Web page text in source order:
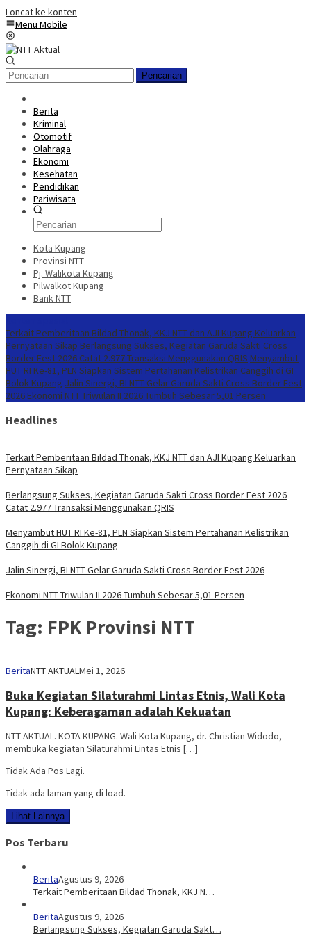
Loncat ke konten
Menu Mobile
Pencarian
Berita
Kriminal
Otomotif
Olahraga
Ekonomi
Kesehatan
Pendidikan
Pariwisata
Kota Kupang
Provinsi NTT
Pj. Walikota Kupang
Pilwalkot Kupang
Bank NTT
Terkait Pemberitaan Bildad Thonak, KKJ NTT dan AJI Kupang Keluarkan
Pernyataan Sikap Berlangsung Sukses, Kegiatan Garuda Sakti Cross
Border Fest 2026 Catat 2.977 Transaksi Menggunakan QRIS Menyambut
HUT RI Ke-81, PLN Siapkan Sistem Pertahanan Kelistrikan Canggih di GI
Bolok Kupang Jalin Sinergi, BI NTT Gelar Garuda Sakti Cross Border Fest
2026 Ekonomi NTT Triwulan II 2026 Tumbuh Sebesar 5,01 Persen
Headlines
Terkait Pemberitaan Bildad Thonak, KKJ NTT dan AJI Kupang Keluarkan
Pernyataan Sikap
Berlangsung Sukses, Kegiatan Garuda Sakti Cross Border Fest 2026
Catat 2.977 Transaksi Menggunakan QRIS
Menyambut HUT RI Ke-81, PLN Siapkan Sistem Pertahanan Kelistrikan
Canggih di GI Bolok Kupang
Jalin Sinergi, BI NTT Gelar Garuda Sakti Cross Border Fest 2026
Ekonomi NTT Triwulan II 2026 Tumbuh Sebesar 5,01 Persen
Tag: FPK Provinsi NTT
BeritaNTT AKTUALMei 1, 2026
Buka Kegiatan Silaturahmi Lintas Etnis, Wali Kota
Kupang: Keberagaman adalah Kekuatan
NTT AKTUAL. KOTA KUPANG. Wali Kota Kupang, dr. Christian Widodo,
membuka kegiatan Silaturahmi Lintas Etnis […]
Tidak Ada Pos Lagi.
Tidak ada laman yang di load.
Lihat Lainnya
Pos Terbaru
BeritaAgustus 9, 2026
Terkait Pemberitaan Bildad Thonak, KKJ N…
BeritaAgustus 9, 2026
Berlangsung Sukses, Kegiatan Garuda Sakt…